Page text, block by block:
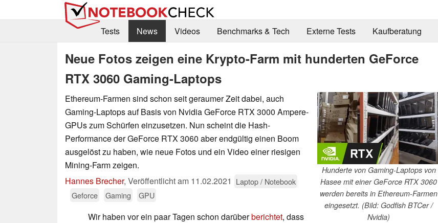
Tests
News Videos Benchmarks & Tech Externe Tests Kaufberatung
Neue Fotos zeigen eine Krypto-Farm mit hunderten GeForce
RTX 3060 Gaming-Laptops
Hunderte von Gaming-Laptops von
Hasee mit einer GeForce RTX 3060
werden bereits in Ethereum-Farmen
eingesetzt. (Bild: Godfish BTCer /
Nvidia)
Ethereum-Farmen sind schon seit geraumer Zeit dabei, auch
Gaming-Laptops auf Basis von Nvidia GeForce RTX 3000 Ampere-
GPUs zum Schürfen einzusetzen. Nun scheint die Hash-
Performance der GeForce RTX 3060 aber endgültig einen Boom
ausgelöst zu haben, wie neue Fotos und ein Video einer riesigen
Mining-Farm zeigen.
Hannes Brecher, Veröffentlicht am 11.02.2021 Laptop / Notebook
Geforce
Gaming GPU
Wir haben vor ein paar Tagen schon darüberberichtet, dass